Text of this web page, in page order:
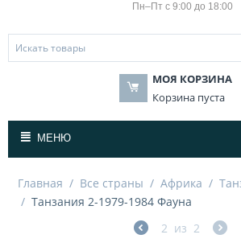
Пн–Пт с 9:00 до 18:00
МОЯ КОРЗИНА
Корзина пуста
МЕНЮ
Главная / Все страны / Африка /
/ Танзания 2-1979-1984 Фауна
2 из 2